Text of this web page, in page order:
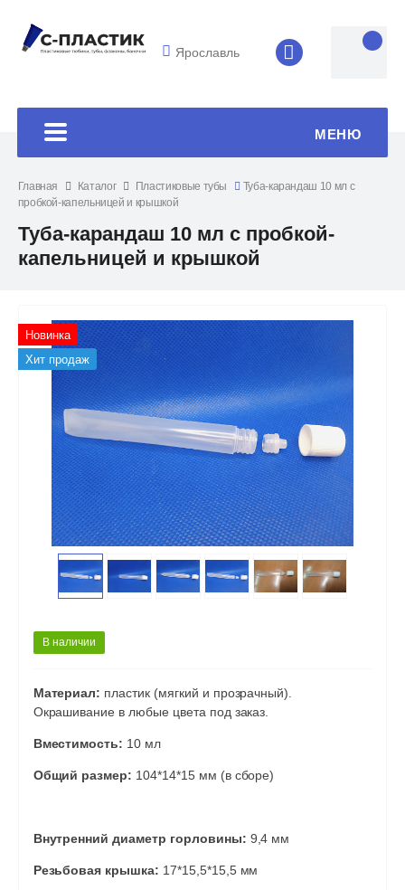
Ярославль 8 (4852) 33-
МЕНЮ
Главная Каталог Пластиковые тубы
Туба-карандаш 10 мл с
пробкой-капельницей и крышкой
Туба-карандаш 10 мл с пробкой-
капельницей и крышкой
Новинка
Хит продаж
В наличии
Материал: пластик (мягкий и прозрачный).
Окрашивание в любые цвета под заказ.
Вместимость: 10 мл
Общий размер: 104*14*15 мм (в сборе)
Внутренний диаметр горловины: 9,4 мм
Резьбовая крышка: 17*15,5*15,5 мм